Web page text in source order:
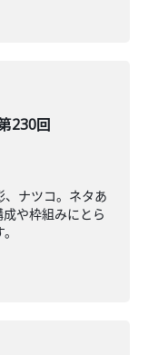
230回
、ナツコ。ネタあ
や枠組みにとら